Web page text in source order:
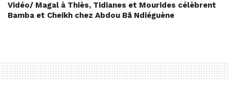
Vidéo/ Magal à Thiès, Tidianes et Mourides célèbrent
Bamba et Cheikh chez Abdou Bâ Ndiéguène